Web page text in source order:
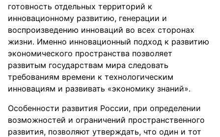
готовность отдельных территорий к
инновационному развитию, генерации и
воспроизведению инноваций во всех сторонах
жизни. Именно инновационный подход к развитию
экономического пространства позволяет
развитым государствам мира следовать
требованиям времени к технологическим
инновациям и развивать «экономику знаний».
Особенности развития России, при определении
возможностей и ограничений пространственного
развития, позволяют утверждать, что один и тот